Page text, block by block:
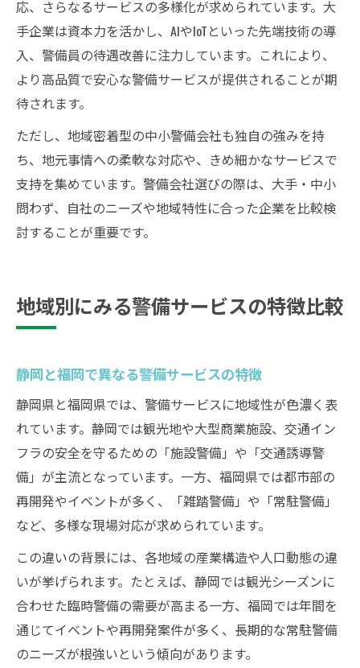
応、さらなるサービスの多様化が求められています。大
手企業は資本力を活かし、AIやIoTといった先端技術の導
入、警備員の待遇改善に注力しています。これにより、
より高品質で安心な警備サービスが提供されることが期
待されます。
ただし、地域密着型の中小警備会社も独自の強みを持
ち、地元事情への柔軟な対応や、きめ細かなサービスで
支持を集めています。警備会社選びの際は、大手・中小
問わず、自社のニーズや地域特性に合った企業を比較検
討することが重要です。
地域別にみる警備サービスの特徴比較
静岡と福岡で異なる警備サービスの特徴
静岡県と福岡県では、警備サービスに地域性が色濃く表
れています。静岡では観光地や大型商業施設、交通イン
フラの安全を守るための「施設警備」や「交通誘導警
備」が主流となっています。一方、福岡県では都市部の
再開発やイベントが多く、「雑踏警備」や「常駐警備」
など、多様な現場対応が求められています。
この違いの背景には、各地域の産業構造や人口動態の違
いが挙げられます。たとえば、静岡では観光シーズンに
合わせた臨時警備の需要が高まる一方、福岡では年間を
通じてイベントや再開発案件が多く、長期的な常駐警備
のニーズが根強いという傾向があります。